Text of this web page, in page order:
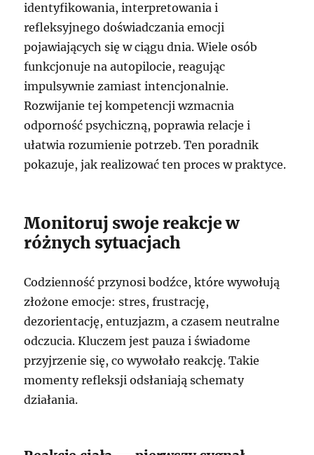
identyfikowania, interpretowania i
refleksyjnego doświadczania emocji
pojawiających się w ciągu dnia. Wiele osób
funkcjonuje na autopilocie, reagując
impulsywnie zamiast intencjonalnie.
Rozwijanie tej kompetencji wzmacnia
odporność psychiczną, poprawia relacje i
ułatwia rozumienie potrzeb. Ten poradnik
pokazuje, jak realizować ten proces w praktyce.
Monitoruj swoje reakcje w
różnych sytuacjach
Codzienność przynosi bodźce, które wywołują
złożone emocje: stres, frustrację,
dezorientację, entuzjazm, a czasem neutralne
odczucia. Kluczem jest pauza i świadome
przyjrzenie się, co wywołało reakcję. Takie
momenty refleksji odsłaniają schematy
działania.